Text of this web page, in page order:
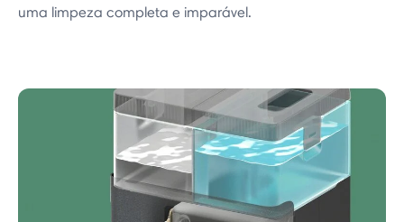
uma limpeza completa e imparável.